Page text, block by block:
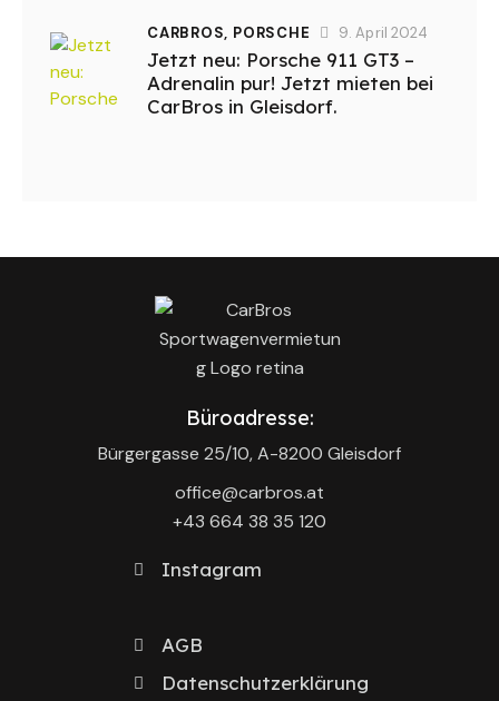
CARBROS, PORSCHE 9. April 2024
Jetzt neu: Porsche 911 GT3 –
Adrenalin pur! Jetzt mieten bei
CarBros in Gleisdorf.
Büroadresse:
Bürgergasse 25/10, A-8200 Gleisdorf
office@carbros.at
+43 664 38 35 120‬
Instagram
AGB
Datenschutzerklärung